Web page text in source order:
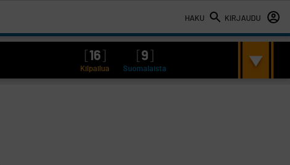
HAKU KIRJAUDU
16 9
Kilpailua Suomalaista